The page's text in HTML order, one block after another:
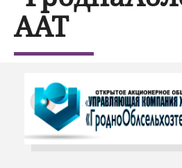
ААТ